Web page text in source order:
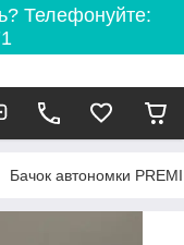
Телефонуйте:
Бачок автономки